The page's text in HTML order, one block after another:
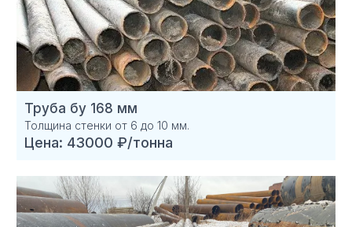
Труба бу 168 мм
Толщина стенки от 6 до 10 мм.
Цена: 43000 ₽/тонна